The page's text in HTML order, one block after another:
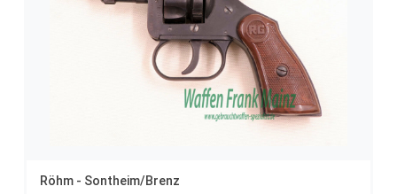
Röhm - Sontheim/Brenz